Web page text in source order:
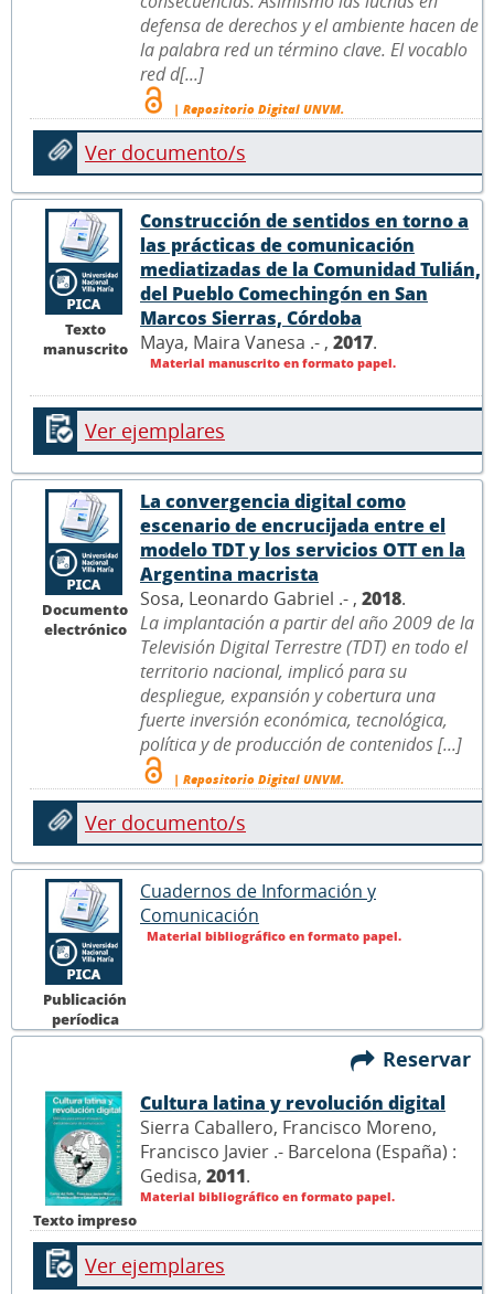
defensa de derechos y el ambiente hacen de
la palabra red un término clave. El vocablo
red d[...]
| Repositorio Digital UNVM.
Ver documento/s
Texto
manuscrito
Construcción de sentidos en torno a
las prácticas de comunicación
mediatizadas de la Comunidad Tulián,
del Pueblo Comechingón en San
Marcos Sierras, Córdoba
Maya, Maira Vanesa .- , 2017.
Material manuscrito en formato papel.
Ver ejemplares
Documento
electrónico
La convergencia digital como
escenario de encrucijada entre el
modelo TDT y los servicios OTT en la
Argentina macrista
Sosa, Leonardo Gabriel .- , 2018.
La implantación a partir del año 2009 de la
Televisión Digital Terrestre (TDT) en todo el
territorio nacional, implicó para su
despliegue, expansión y cobertura una
fuerte inversión económica, tecnológica,
política y de producción de contenidos [...]
| Repositorio Digital UNVM.
Ver documento/s
Publicación
períodica
Cuadernos de Información y
Comunicación
Material bibliográfico en formato papel.
Reservar
Texto impreso
Cultura latina y revolución digital
Sierra Caballero, Francisco Moreno,
Francisco Javier .- Barcelona (España) :
Gedisa, 2011.
Material bibliográfico en formato papel.
Ver ejemplares